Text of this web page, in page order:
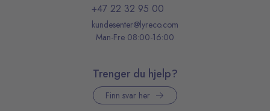
+47 22 32 95 00
kundesenter@lyreco.com
Man-Fre 08:00-16:00
Trenger du hjelp?
Finn svar her